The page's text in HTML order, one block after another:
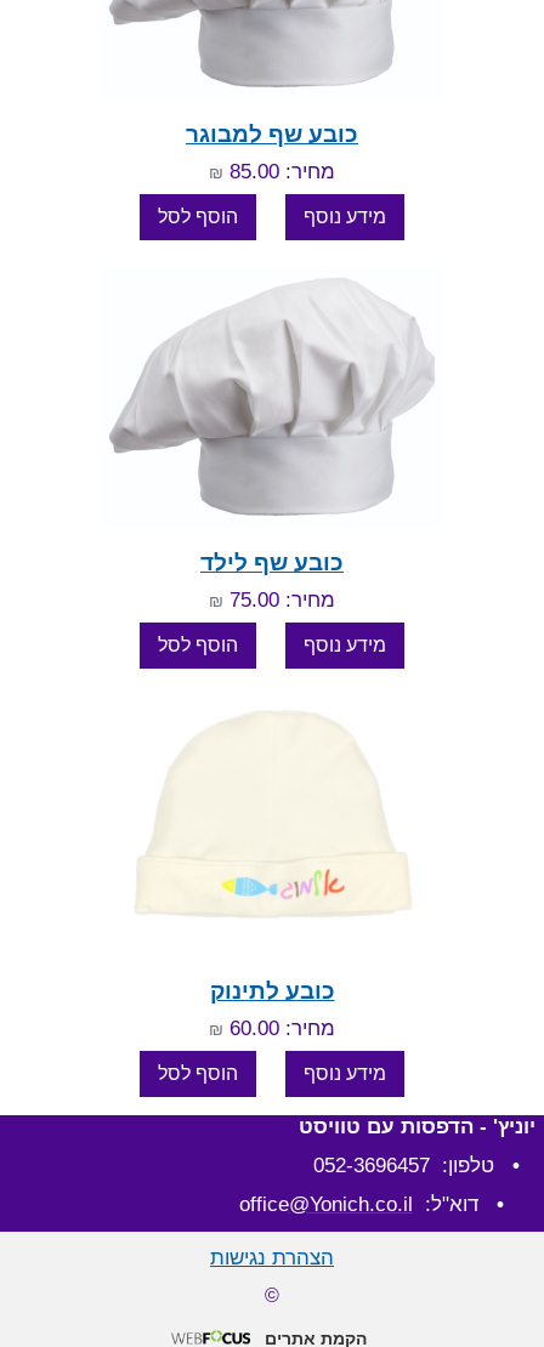
כובע שף למבוגר
מחיר: 85.00 ₪
כובע שף לילד
מחיר: 75.00 ₪
כובע לתינוק
מחיר: 60.00 ₪
יוניץ' - הדפסות עם טוויסט
•טלפון: 052-3696457
• דוא"ל: office @Yonich.co.il
©
הצהרת נגישות
הקמת אתרים